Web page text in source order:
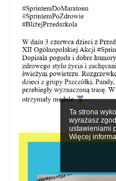
Ta strona
wyrażasz
ustawieniami
Więcej